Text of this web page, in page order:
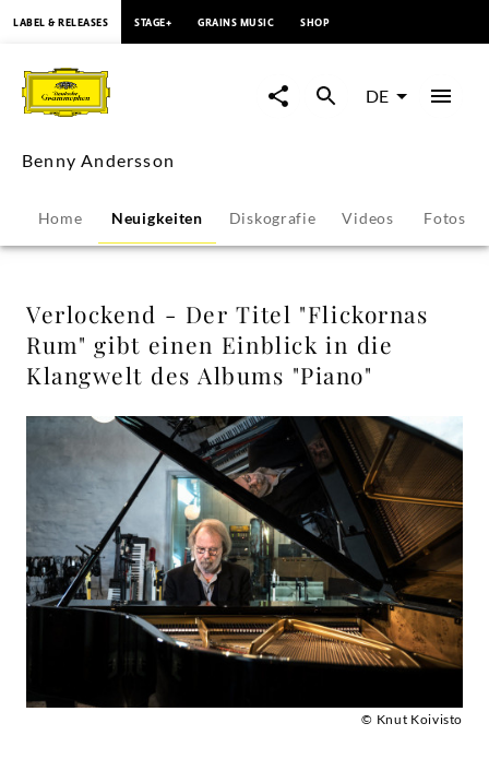
Verlockend
Der
Titel
"Flickornas
Rum"
gibt
einen
Einblick
in
die
Klangwelt
LABEL & RELEASES STAGE+ GRAINS MUSIC SHOP
DE
Benny Andersson
Home Neuigkeiten Diskografie Videos Fotos
Verlockend - Der Titel "Flickornas
Rum" gibt einen Einblick in die
Klangwelt des Albums "Piano"
© Knut Koivisto